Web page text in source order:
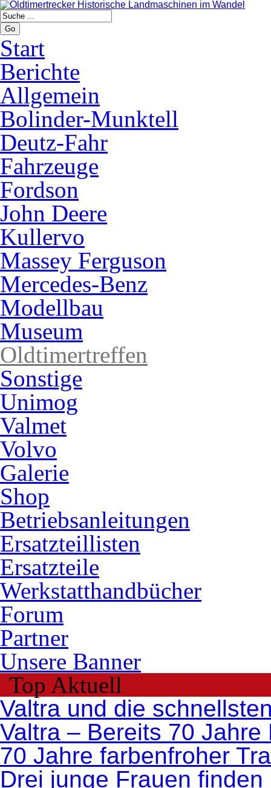
Go
Start
Berichte
Allgemein
Bolinder-Munktell
Deutz-Fahr
Fahrzeuge
Fordson
John Deere
Kullervo
Massey Ferguson
Mercedes-Benz
Modellbau
Museum
Oldtimertreffen
Sonstige
Unimog
Valmet
Volvo
Galerie
Shop
Betriebsanleitungen
Ersatzteillisten
Ersatzteile
Werkstatthandbücher
Forum
Partner
Unsere Banner
Top Aktuell
Valtra und die
Valtra – Bereits 70
70 Jahre farbenfroher
Drei junge Frauen